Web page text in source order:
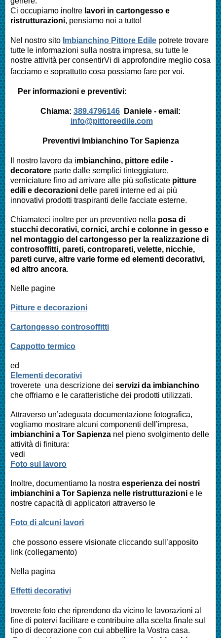
Ci occupiamo inoltre lavori in cartongesso e
ristrutturazioni, pensiamo noi a tutto!
Nel nostro sito Imbianchino Pittore Edile potrete trovare
tutte le informazioni sulla nostra impresa, su tutte le
nostre attività per consentirVi di approfondire meglio cosa
facciamo e soprattutto cosa possiamo fare per voi.
Per informazioni e preventivi:
Chiama: 389.4796146 Daniele - email:
info@pittoreedile.com
Preventivi Imbianchino Tor Sapienza
Il nostro lavoro da imbianchino, pittore edile -
decoratore parte dalle semplici tinteggiature,
verniciature fino ad arrivare alle più sofisticate pitture
edili e decorazioni delle pareti interne ed ai più
innovativi prodotti traspiranti delle facciate esterne.
Chiamateci inoltre per un preventivo nella posa di
stucchi decorativi, cornici, archi e colonne in gesso e
nel montaggio del cartongesso per la realizzazione di
controsoffitti, pareti, contropareti, velette, nicchie,
pareti curve, altre varie forme ed elementi decorativi,
ed altro ancora.
Nelle pagine
Pitture e decorazioni
Cartongesso controsoffitti
Cappotto termico
ed
Elementi decorativi
troverete una descrizione dei servizi da imbianchino
che offriamo e le caratteristiche dei prodotti utilizzati.
Attraverso un’adeguata documentazione fotografica,
vogliamo mostrare alcuni componenti dell’impresa,
imbianchini a Tor Sapienza nel pieno svolgimento delle
attività di finitura:
vedi
Foto sul lavoro
Inoltre, documentiamo la nostra esperienza dei nostri
imbianchini a Tor Sapienza nelle ristrutturazioni e le
nostre capacità di applicatori attraverso le
Foto di alcuni lavori
che possono essere visionate cliccando sull’apposito
link (collegamento)
Nella pagina
Effetti decorativi
troverete foto che riprendono da vicino le lavorazioni al
fine di potervi facilitare e contribuire alla scelta finale sul
tipo di decorazione con cui abbellire la Vostra casa.